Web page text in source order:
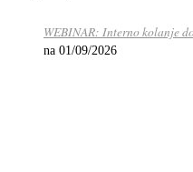
WEBINAR: Interno kolanje
na 01/09/2026